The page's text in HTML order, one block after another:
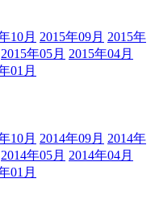
10月 2015年09月 2015年
2015年05月 2015年04月
01月
10月 2014年09月 2014年
2014年05月 2014年04月
01月